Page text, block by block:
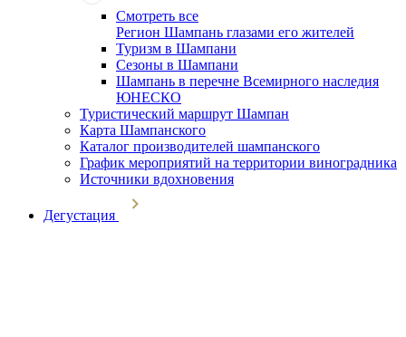
Смотреть все
Регион Шампань глазами его жителей
Туризм в Шампани
Сезоны в Шампани
Шампань в перечне Всемирного наследия
ЮНЕСКО
Туристический маршрут Шампан
Карта Шампанского
Каталог производителей шампанского
График мероприятий на территории виноградника
Источники вдохновения
Дегустация